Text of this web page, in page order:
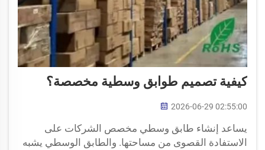
كيفية تصميم طوابق وسطية مخصصة؟
2026-06-29 02:55:00
يساعد إنشاء طابق وسطي مخصص الشركات على
الاستفادة القصوى من مساحتها. والطابق الوسطي يشبه